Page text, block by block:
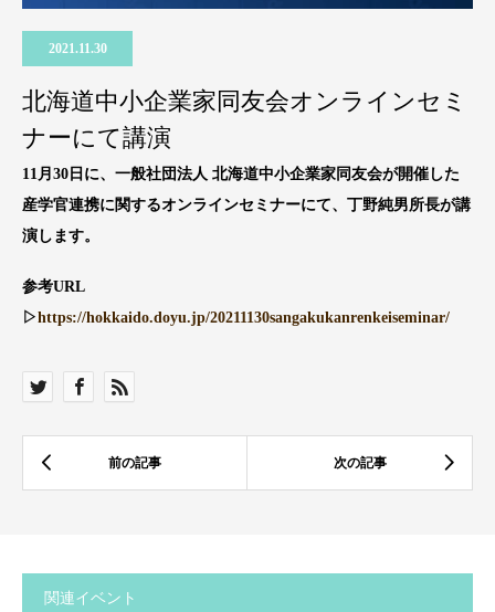
2021.11.30
北海道中小企業家同友会オンラインセミ
ナーにて講演
11月30日に、一般社団法人 北海道中小企業家同友会が開催した
産学官連携に関するオンラインセミナーにて、丁野純男所長が講
演します。
参考URL
▷https://hokkaido.doyu.jp/20211130sangakukanrenkeiseminar/
関連イベント